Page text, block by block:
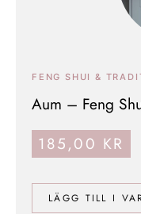
LÄGG TILL I
FENG SHUI &
Aum – Feng
185,00 KR